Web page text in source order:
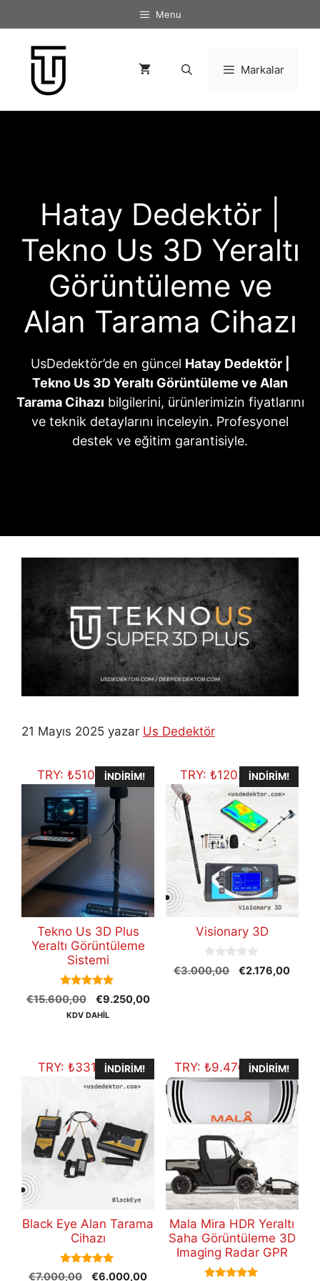
atla
Menu
Markalar
Hatay Dedektör |
Tekno Us 3D Yeraltı
Görüntüleme ve
Alan Tarama Cihazı
UsDedektör’de en güncel Hatay Dedektör |
Tekno Us 3D Yeraltı Görüntüleme ve Alan
Tarama Cihazı bilgilerini, ürünlerimizin fiyatlarını
ve teknik detaylarını inceleyin. Profesyonel
destek ve eğitim garantisiyle.
21 Mayıs 2025 yazar Us Dedektör
TRY:₺510.535,25
İNDIRIM!
Tekno Us 3D Plus
Yeraltı Görüntüleme
Sistemi
5.00
out of 5
€15.600,00
Orijinal
fiyat:
€9.250,00Şu
KDV DAHİL
TRY:₺120.099,97
İNDIRIM!
Visionary 3D
0
o
€3.000,00
Orijinal
€2.176,00Şu
TRY:₺331.158,00
İNDIRIM!
Black Eye Alan Tarama
Cihazı
5.00
€7.000,00 Orijinal
€6.000,00Şu
TRY:₺9.470.014,94
İNDIRIM!
Mala Mira HDR Yeraltı
Saha Görüntüleme 3D
Imaging Radar GPR